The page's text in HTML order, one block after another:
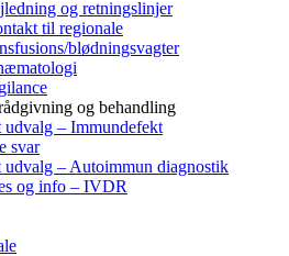
og retningslinjer
til regionale
blødningsvagter
og behandling
udvalg – Immundefekt
svar
udvalg – Autoimmun diagnostik
og info – IVDR